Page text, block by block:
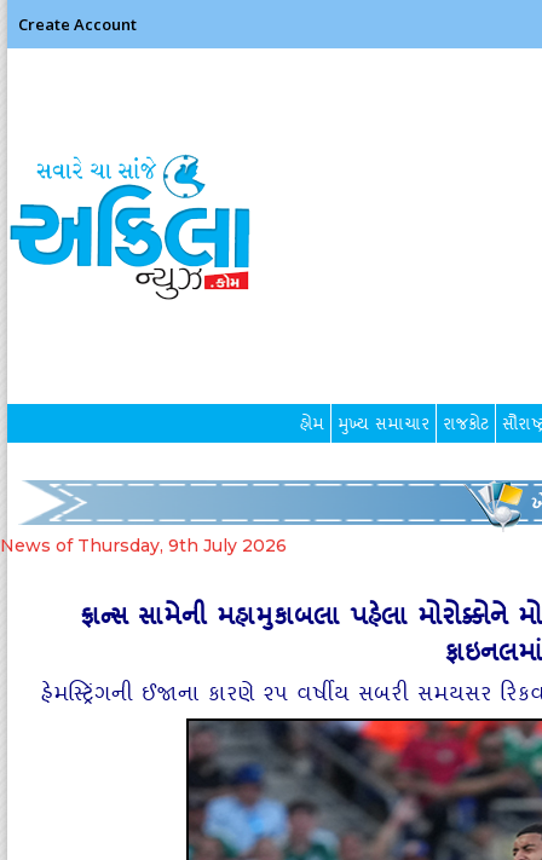
Create Account
હોમ મુખ્ય સમાચાર રાજકોટ
News of Thursday, 9th July 2026
ફ્રાન્સ સામેની મહામુકાબલા પહેલા મોરોક્કોને
હેમસ્ટ્રિંગની ઈજાના કારણે ૨૫ વર્ષીય સબરી સમયસર